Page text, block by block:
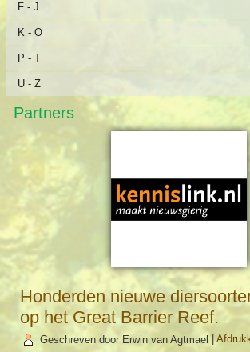
F - J
K - O
P - T
U - Z
Partners
Honderden nieuwe
op het Great Barrier Reef.
Geschreven door Erwin van Agtmael |